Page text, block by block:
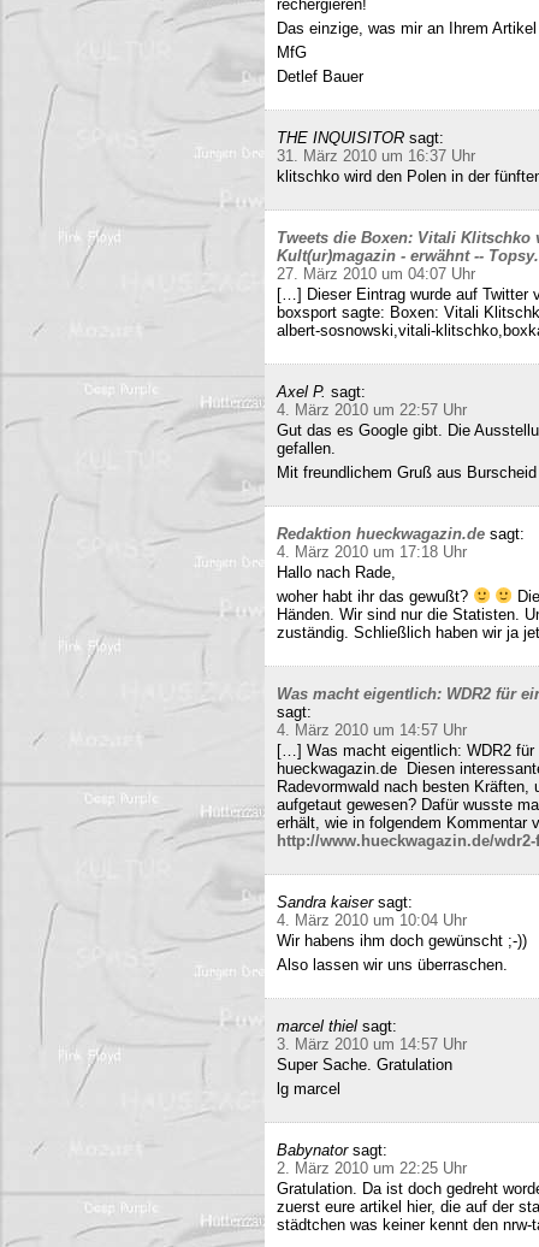
rechergieren!
Das einzige, was mir an Ihrem
MfG
Detlef Bauer
THE INQUISITOR sagt:
31. März 2010 um 16:37 Uhr
klitschko wird den Polen in der
Tweets die Boxen: Vitali Klitschko
Kult(ur)magazin - erwähnt --
27. März 2010 um 04:07 Uhr
[…] Dieser Eintrag wurde auf Twitter
boxsport sagte: Boxen: Vitali
albert-sosnowski,vitali-
Axel P. sagt:
4. März 2010 um 22:57 Uhr
Gut das es Google gibt. Die
gefallen.
Mit freundlichem Gruß aus Burscheid
Redaktion hueckwagazin.de sagt:
4. März 2010 um 17:18 Uhr
Hallo nach Rade,
woher habt ihr das gewußt?
Händen. Wir sind nur die Statisten.
zuständig. Schließlich haben wir ja
Was macht eigentlich: WDR2 für
sagt:
4. März 2010 um 14:57 Uhr
[…] Was macht eigentlich: WDR2
hueckwagazin.de Diesen
Radevormwald nach besten
aufgetaut gewesen? Dafür wusste
erhält, wie in folgendem Kommentar
http://www.hueckwagazin.de/
Sandra kaiser sagt:
4. März 2010 um 10:04 Uhr
Wir habens ihm doch gewünscht ;-))
Also lassen wir uns überraschen.
marcel thiel sagt:
3. März 2010 um 14:57 Uhr
Super Sache. Gratulation
lg marcel
Babynator sagt:
2. März 2010 um 22:25 Uhr
Gratulation. Da ist doch gedreht
zuerst eure artikel hier, die auf der
städtchen was keiner kennt den nrw-